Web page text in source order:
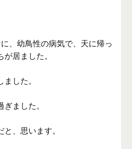
、幼鳥性の病気で、天に帰っ
居ました。
した。
ました。
、思います。